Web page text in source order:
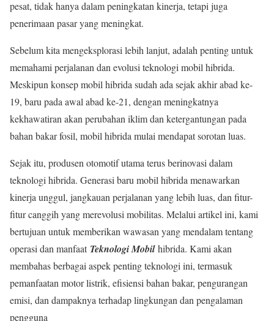
pesat, tidak hanya dalam peningkatan kinerja, tetapi juga
penerimaan pasar yang meningkat.
Sebelum kita mengeksplorasi lebih lanjut, adalah penting untuk
memahami perjalanan dan evolusi teknologi mobil hibrida.
Meskipun konsep mobil hibrida sudah ada sejak akhir abad ke-
19, baru pada awal abad ke-21, dengan meningkatnya
kekhawatiran akan perubahan iklim dan ketergantungan pada
bahan bakar fosil, mobil hibrida mulai mendapat sorotan luas.
Sejak itu, produsen otomotif utama terus berinovasi dalam
teknologi hibrida. Generasi baru mobil hibrida menawarkan
kinerja unggul, jangkauan perjalanan yang lebih luas, dan fitur-
fitur canggih yang merevolusi mobilitas. Melalui artikel ini, kami
bertujuan untuk memberikan wawasan yang mendalam tentang
operasi dan manfaat Teknologi Mobilhibrida. Kami akan
membahas berbagai aspek penting teknologi ini, termasuk
pemanfaatan motor listrik, efisiensi bahan bakar, pengurangan
emisi, dan dampaknya terhadap lingkungan dan pengalaman
pengguna